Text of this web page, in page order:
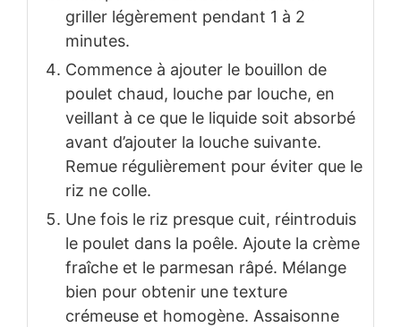
griller légèrement pendant 1 à 2
minutes.
Commence à ajouter le bouillon de
poulet chaud, louche par louche, en
veillant à ce que le liquide soit absorbé
avant d’ajouter la louche suivante.
Remue régulièrement pour éviter que le
riz ne colle.
Une fois le riz presque cuit, réintroduis
le poulet dans la poêle. Ajoute la crème
fraîche et le parmesan râpé. Mélange
bien pour obtenir une texture
crémeuse et homogène. Assaisonne